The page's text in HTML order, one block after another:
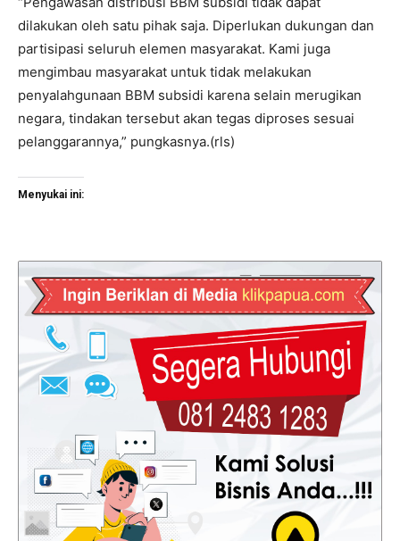
dilakukan oleh satu pihak saja. Diperlukan dukungan dan
partisipasi seluruh elemen masyarakat. Kami juga
mengimbau masyarakat untuk tidak melakukan
penyalahgunaan BBM subsidi karena selain merugikan
negara, tindakan tersebut akan tegas diproses sesuai
pelanggarannya,” pungkasnya.(rls)
Menyukai ini: